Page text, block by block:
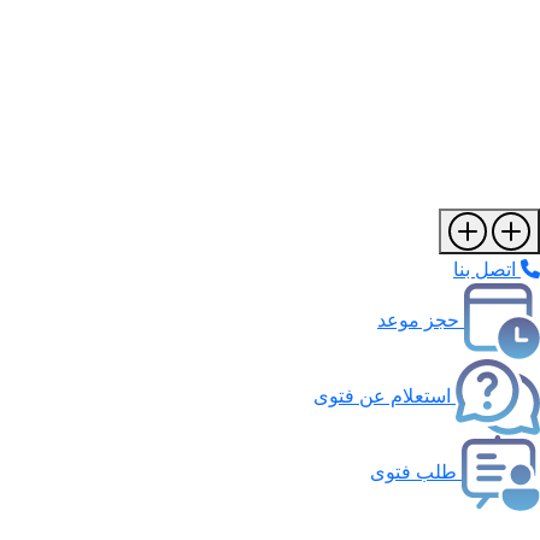
اتصل بنا
حجز موعد
استعلام عن فتوى
طلب فتوى